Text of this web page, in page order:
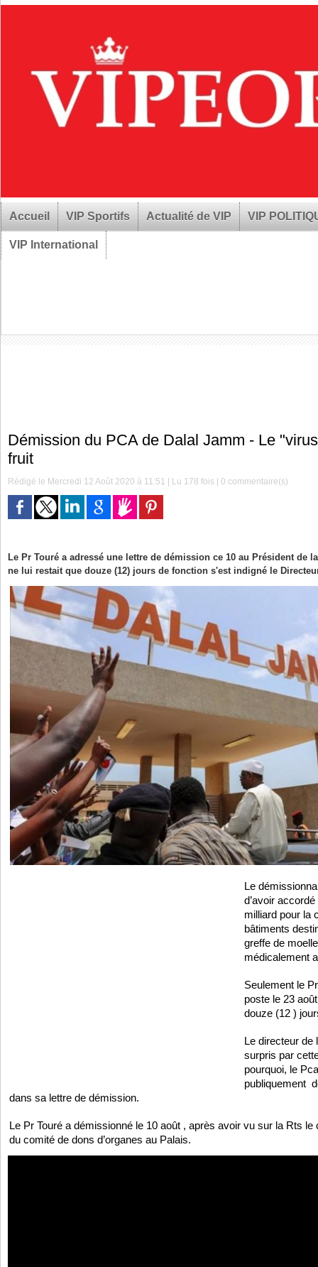
Accueil VIP Sportifs Actualité de VIP VIP
VIP International
Démission du PCA de Dalal Jamm - Le
fruit
Rédigé le Mercredi 12 Août 2020 à 11:51 | Lu 178 fois |0 commentaire(s)
Le Pr Touré a adressé une lettre de démission ce 10 au Président de
ne lui restait que douze (12) jours de fonction s'est indigné le
Le
d’avoir
milliard pour la
bâtiments
greffe de
médicalement
Seulement le
poste le 23
douze (12 )
Le directeur de
surpris par
pourquoi, le
publiquement
dans sa lettre de démission.
Le Pr Touré a démissionné le 10 août , après avoir vu sur la Rts le
du comité de dons d’organes au Palais.